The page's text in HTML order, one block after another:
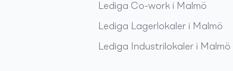
Lediga Co-work i Malmö
Lediga Lagerlokaler i Malmö
Lediga Industrilokaler i Malmö